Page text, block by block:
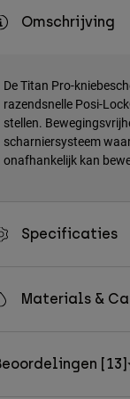
Omschrijving
De Titan Pro-
razendsnelle Posi-
stellen.
scharniersysteem
onafhankelijk kan
Specificaties
Materials &
[13]